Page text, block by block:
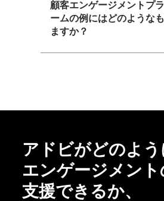
顧客エンゲージメントプ
ームの例にはどのような
ますか？
アドビがどのよう
エンゲージメント
支援できるか、